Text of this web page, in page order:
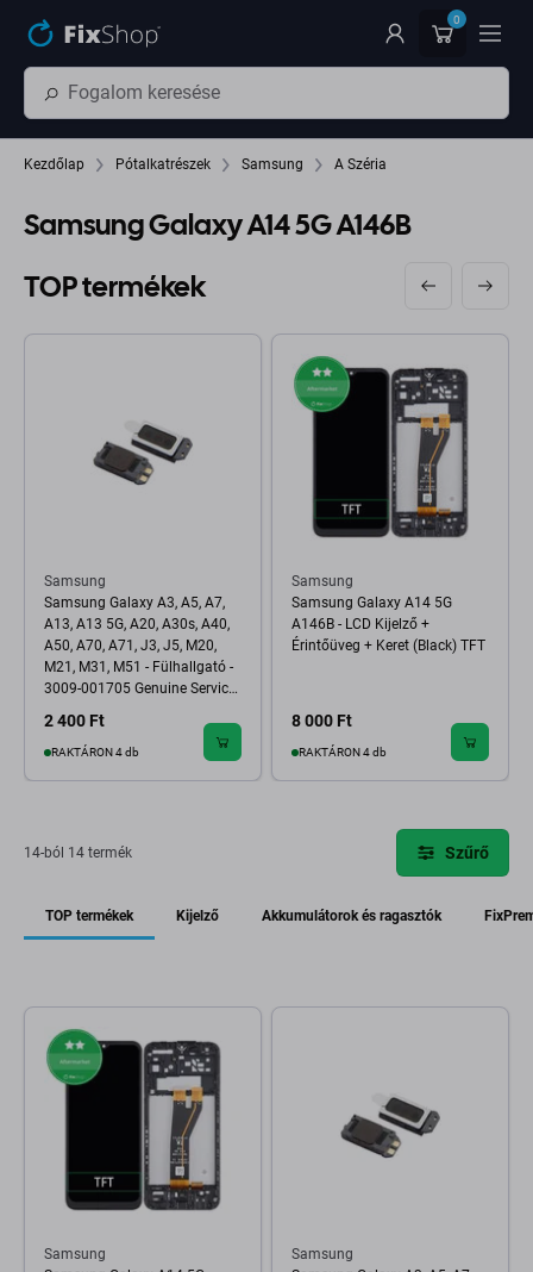
0
Kezdőlap Pótalkatrészek Samsung A Széria
Samsung Galaxy A14 5G A146B
TOP termékek
Samsung
Samsung Galaxy A3, A5, A7,
A13, A13 5G, A20, A30s, A40,
A50, A70, A71, J3, J5, M20,
M21, M31, M51 - Fülhallgató -
3009-001705 Genuine Service
2 400 Ft
RAKTÁRON 4 db
Samsung
Samsung Galaxy A14 5G
A146B - LCD Kijelző +
Érintőüveg + Keret (Black) TFT
8 000 Ft
RAKTÁRON 4 db
14-ból 14 termék Szűrő
TOP termékek Kijelző Akkumulátorok és ragasztók
Samsung
Samsung